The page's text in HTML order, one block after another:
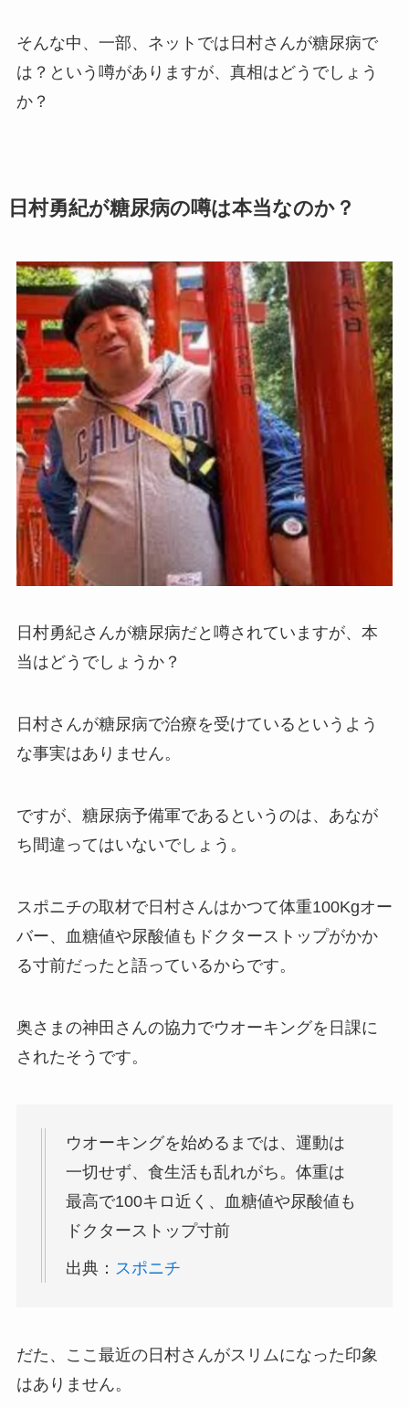
そんな中、一部、ネットでは日村さんが糖尿病で
は？という噂がありますが、真相はどうでしょう
か？
日村勇紀が糖尿病の噂は本当なのか？
日村勇紀さんが糖尿病だと噂されていますが、本
当はどうでしょうか？
日村さんが糖尿病で治療を受けているというよう
な事実はありません。
ですが、糖尿病予備軍であるというのは、あなが
ち間違ってはいないでしょう。
スポニチの取材で日村さんはかつて体重100Kgオー
バー、血糖値や尿酸値もドクターストップがかか
る寸前だったと語っているからです。
奥さまの神田さんの協力でウオーキングを日課に
されたそうです。
ウオーキングを始めるまでは、運動は
一切せず、食生活も乱れがち。体重は
最高で100キロ近く、血糖値や尿酸値も
ドクターストップ寸前
出典： スポニチ
だた、ここ最近の日村さんがスリムになった印象
はありません。